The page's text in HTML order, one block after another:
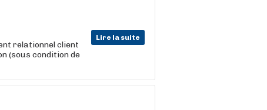
Lire la suite
relationnel client
(sous condition de